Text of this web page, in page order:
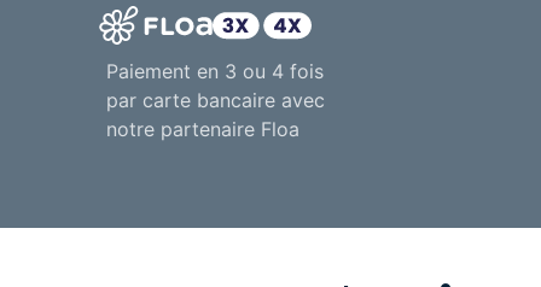
Paiement en 3 ou 4 fois
par carte bancaire avec
notre partenaire Floa